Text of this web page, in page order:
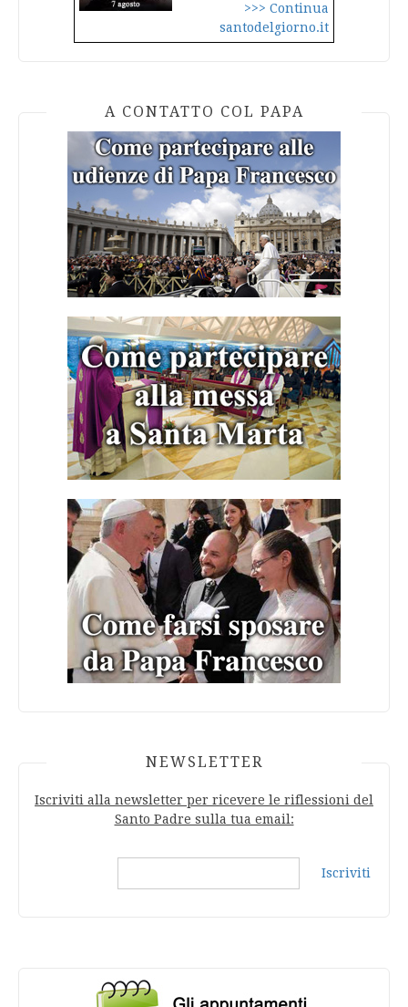
>>> Continua
santodelgiorno.it
A CONTATTO COL PAPA
NEWSLETTER
Iscriviti alla newsletter per ricevere le riflessioni del
Santo Padre sulla tua email:
Iscriviti